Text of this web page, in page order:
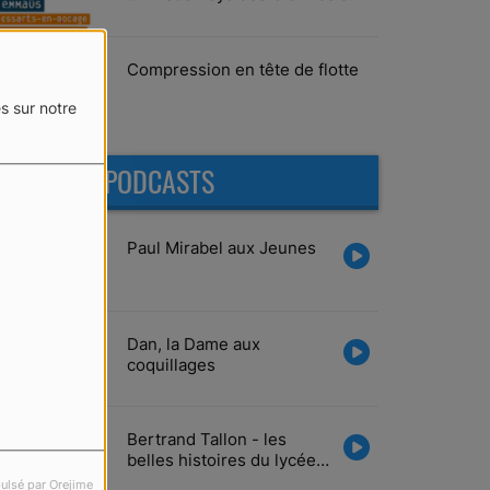
sur notre
par Orejime
Compression en tête de flotte
DERNIERS PODCASTS
Paul Mirabel aux Jeunes
Dan, la Dame aux
coquillages
Bertrand Tallon - les
belles histoires du lycée